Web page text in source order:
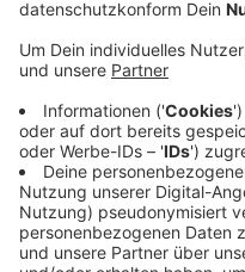
zwar wegen des
Veröffentlicht:Freitag,
Anzeige
Weltrich selbst weist
Gutachten, laut dem er
Millionenschaden